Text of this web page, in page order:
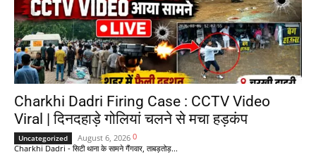
Charkhi Dadri Firing Case : CCTV Video
Viral | दिनदहाड़े गोलियां चलने से मचा हड़कंप
Uncategorized August 6, 2026 0
Charkhi Dadri - सिटी थाना के सामने गैंगवार, ताबड़तोड़...